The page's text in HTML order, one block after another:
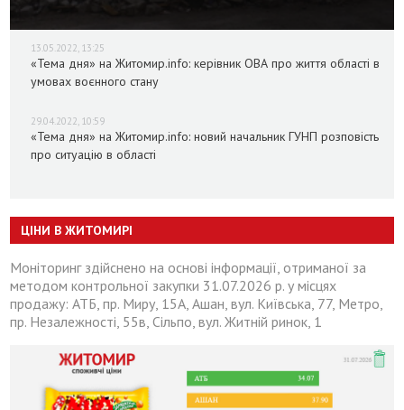
13.05.2022, 13:25
«Тема дня» на Житомир.info: керівник ОВА про життя області в
умовах воєнного стану
29.04.2022, 10:59
«Тема дня» на Житомир.info: новий начальник ГУНП розповість
про ситуацію в області
ЦІНИ В ЖИТОМИРІ
Моніторинг здійснено на основі інформації, отриманої за
методом контрольної закупки 31.07.2026 р. у місцях
продажу: АТБ, пр. Миру, 15А, Ашан, вул. Київська, 77, Метро,
пр. Незалежності, 55в, Сільпо, вул. Житній ринок, 1